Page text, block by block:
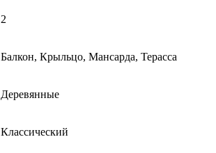
2
Балкон, Крыльцо, Мансарда, Терасса
Деревянные
Классический